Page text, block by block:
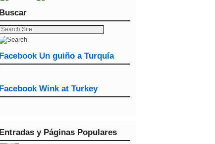
Buscar
Facebook Un guiño a Turquía
Facebook Wink at Turkey
Entradas y Páginas Populares